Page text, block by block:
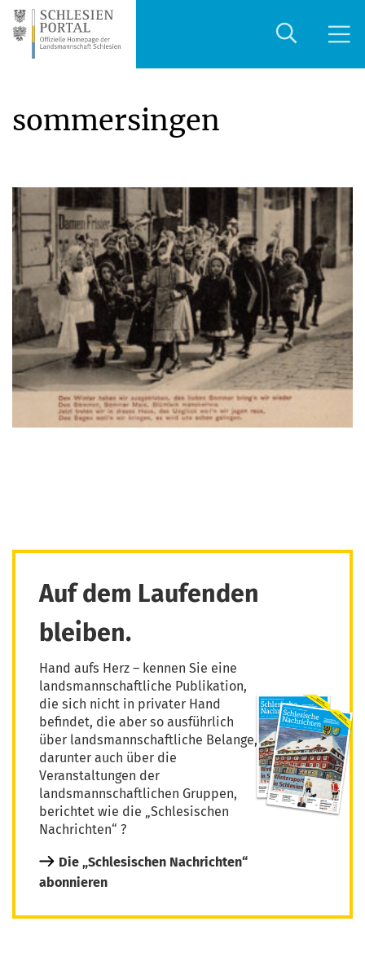
sommersingen
Auf dem Laufenden
bleiben.
Hand aufs Herz – kennen Sie eine
landsmannschaftliche Publikation,
die sich nicht in privater Hand
befindet, die aber so ausführlich
über landsmannschaftliche Belange,
darunter auch über die
Veranstaltungen der
landsmannschaftlichen Gruppen,
berichtet wie die „Schlesischen
Nachrichten“ ?
Die „Schlesischen Nachrichten“
abonnieren